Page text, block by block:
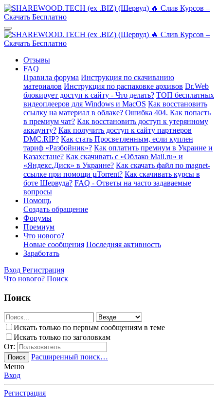
Отзывы
FAQ
Правила форума Инструкция по скачиванию
материалов Инструкция по распаковке архивов Dr.Web
блокирует доступ к сайту - Что делать? ТОП бесплатных
видеоплееров для Windows и MacOS Как восстановить
ссылку на материал в облаке? Ошибка 404. Как попасть
в премиум чат? Как восстановить доступ к утерянному
аккаунту? Как получить доступ к сайту партнеров
DMC.RIP? Как стать Просветленным, если куплен
тариф «Разбойник»? Как оплатить премиум в Украине и
Казахстане? Как скачивать с «Облако Mail.ru» и
«Яндекс.Диск» в Украине? Как скачать файл по magnet-
ссылке при помощи µTorrent? Как скачивать курсы в
боте Шервуда? FAQ - Ответы на часто задаваемые
вопросы
Помощь
Создать обращение
Форумы
Премиум
Что нового?
Новые сообщения Последняя активность
Заработать
Вход Регистрация
Что нового? Поиск
Поиск
Искать только по первым сообщениям в теме
Искать только по заголовкам
От:
Поиск
Расширенный поиск…
Меню
Вход
Регистрация